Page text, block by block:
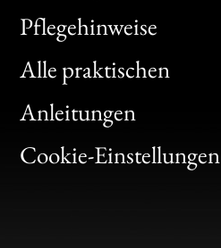
Pflegehinweise
Alle praktischen
Anleitungen
Cookie-Einstellungen